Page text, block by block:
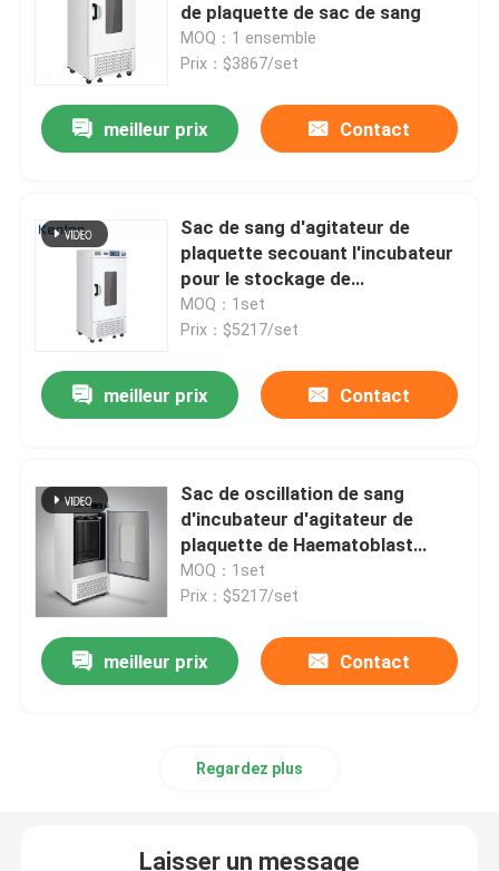
A propos de nous
de plaquette de sac de sang
MOQ：1 ensemble
Prix：$3867/set
meilleur prix Contact
Sac de sang d'agitateur de
plaquette secouant l'incubateur
pour le stockage de
concentration en plaquette
MOQ：1set
Prix：$5217/set
meilleur prix Contact
Sac de oscillation de sang
d'incubateur d'agitateur de
plaquette de Haematoblast
secouant l'incubateur
MOQ：1set
Prix：$5217/set
meilleur prix Contact
Regardez plus
Laisser un message